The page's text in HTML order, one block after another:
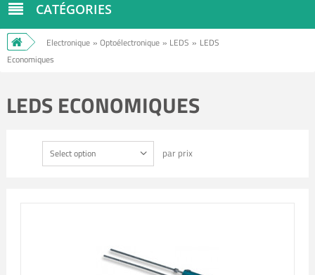
CATÉGORIES
Electronique » Optoélectronique » LEDS » LEDS
Economiques
LEDS ECONOMIQUES
Select option par prix